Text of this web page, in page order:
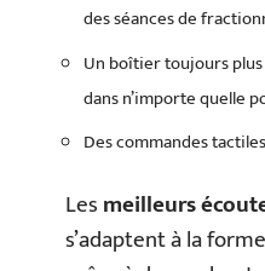
des séances de
Un boîtier toujours
dans n’importe quelle
Des commandes
Lesmeilleurs
s’adaptent à la